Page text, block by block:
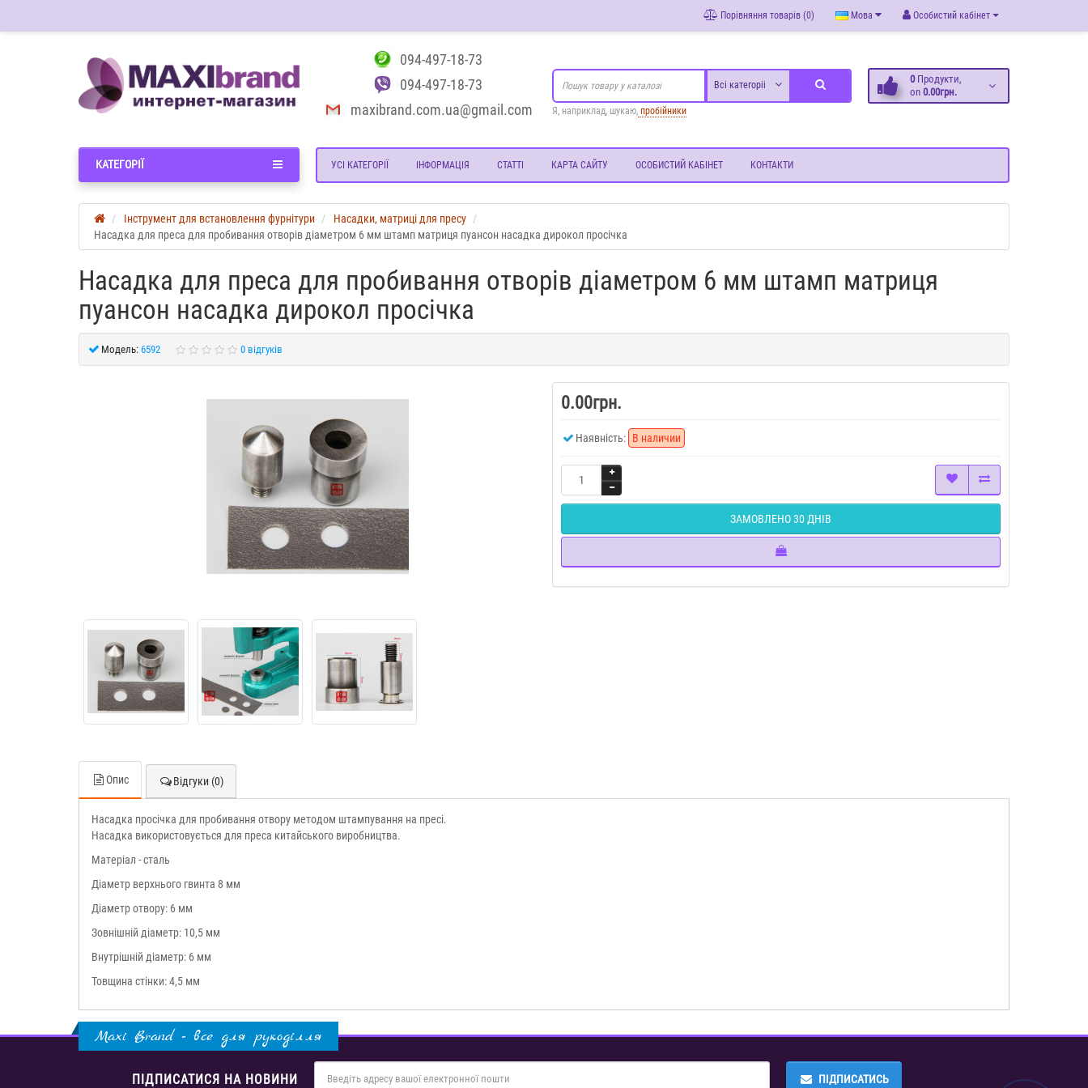
Особистий кабінет
Мова
Порівняння товарів (0)
094-497-18-73
094-497-18-73
maxibrand.com.ua@gmail.com
0 Продукти,
on 0.00грн.
Всі категоріі
Я, наприклад, шукаю, пробійники
УСІ КАТЕГОРІЇ ІНФОРМАЦІЯ СТАТТІ КАРТА САЙТУ ОСОБИСТИЙ КАБІНЕТ КОНТАКТИ
КАТЕГОРІЇ
Інструмент для встановлення фурнітури
Насадки, матриці для пресу
Насадка для преса для пробивання отворів діаметром 6 мм штамп матриця пуансон насадка дирокол просічка
Насадка для преса для пробивання отворів діаметром 6 мм штамп матриця
пуансон насадка дирокол просічка
Модель: 6592 0 відгуків
0.00грн.
Наявність: В наличии
ЗАМОВЛЕНО 30 ДНІВ
Опис Відгуки (0)
Насадка просічка для пробивання отвору методом штампування на пресі.
Насадка використовується для преса китайського виробництва.
Матеріал - сталь
Діаметр верхнього гвинта 8 мм
Діаметр отвору: 6 мм
Зовнішній діаметр: 10,5 мм
Внутрішній діаметр: 6 мм
Товщина стінки: 4,5 мм
Maxi Brand - все для рукоділля
ПІДПИСАТИСЯ НА НОВИНИ ПІДПИСАТИСЬ